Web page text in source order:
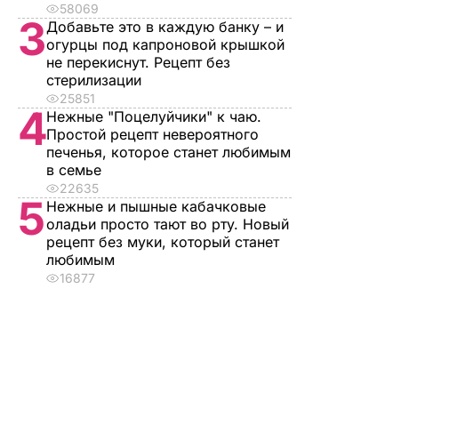
58069
3Добавьте это в каждую банку – и
огурцы под капроновой крышкой
не перекиснут. Рецепт без
стерилизации
25851
4Нежные "Поцелуйчики" к чаю.
Простой рецепт невероятного
печенья, которое станет любимым
в семье
22635
5 Нежные и пышные кабачковые
оладьи просто тают во рту. Новый
рецепт без муки, который станет
любимым
16877